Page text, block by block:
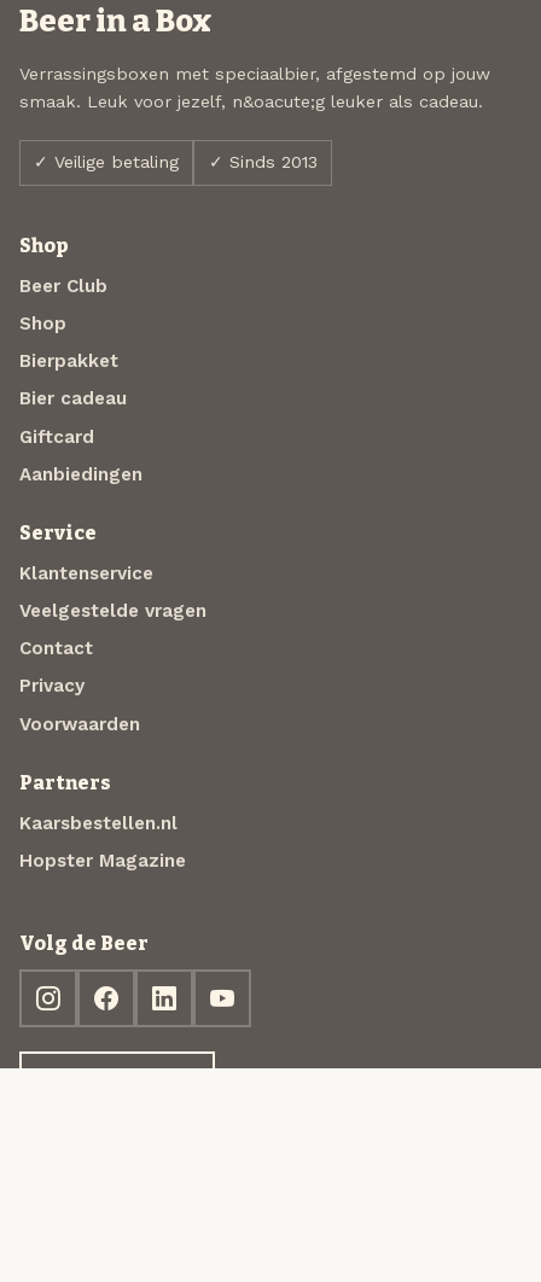
Beer in a Box
Verrassingsboxen met speciaalbier, afgestemd op jouw
smaak. Leuk voor jezelf, n&oacute;g leuker als cadeau.
✓ Veilige betaling ✓ Sinds 2013
Shop
Beer Club
Shop
Bierpakket
Bier cadeau
Giftcard
Aanbiedingen
Service
Klantenservice
Veelgestelde vragen
Contact
Privacy
Voorwaarden
Partners
Kaarsbestellen.nl
Hopster Magazine
Volg de Beer